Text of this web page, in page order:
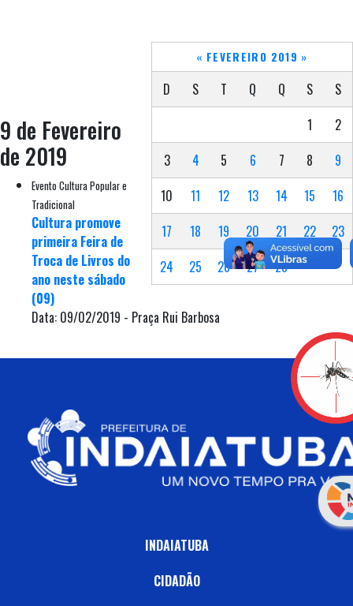
« FEVEREIRO 2019 »
D S T Q Q S
S
1
2
3
4 5 6 7 8
9
10
11 12 13 14 15
16
17
18 19 20 21 22
23
24
25 26 27 28
9 de Fevereiro
de 2019
Evento Cultura Popular e
Tradicional
Cultura promove
primeira Feira de
Troca de Livros do
ano neste sábado
(09)
Data: 09/02/2019 - Praça Rui Barbosa
INDAIATUBA
CIDADÃO